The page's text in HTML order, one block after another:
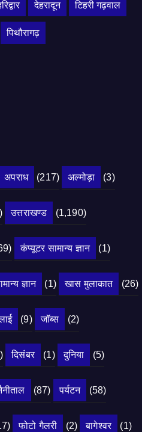
देहरादून टिहरी गढ़वाल
पिथौरागढ़
अपराध (217) अल्मोड़ा (3)
उत्तराखण्ड (1,190)
कंप्यूटर सामान्य ज्ञान (1)
ज्ञान (1) खास मुलाकात (26)
(9) जॉब्स (2)
दिसंबर (1) दुनिया (5)
(87) पर्यटन (58)
फोटो गैलरी (2) बागेश्वर (1)